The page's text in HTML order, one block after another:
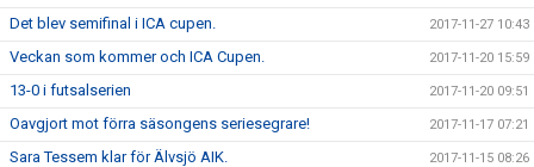
Det blev semifinal i ICA cupen. 2017-11-27 10:43
Veckan som kommer och ICA Cupen. 2017-11-20 15:59
13-0 i futsalserien 2017-11-20 09:51
Oavgjort mot förra säsongens seriesegrare! 2017-11-17 07:21
Sara Tessem klar för Älvsjö AIK. 2017-11-15 08:26